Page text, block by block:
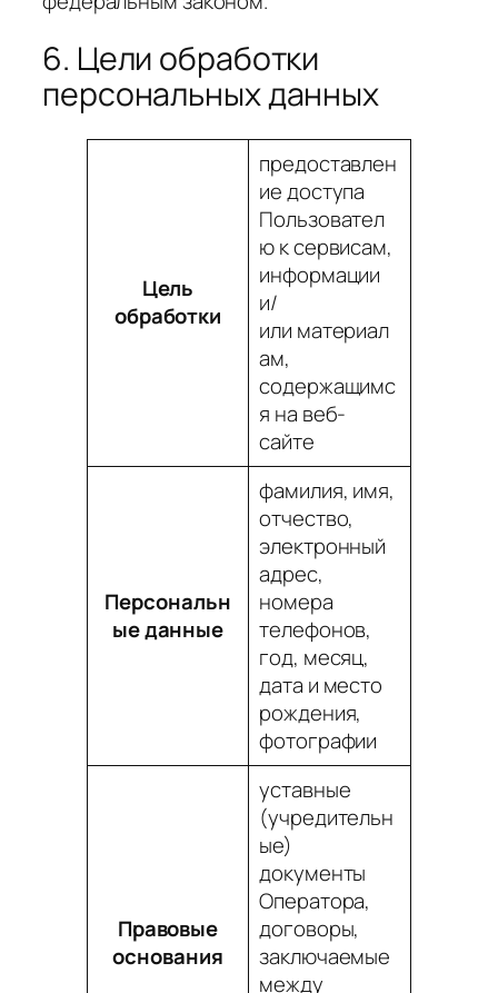
6. Цели обработки
персональных данных
Цель
обработки
предоставлен
ие доступа
Пользовател
ю к сервисам,
информации
и/
или материал
ам,
содержащимс
я на веб-
сайте
Персональн
ые данные
фамилия, имя,
отчество,
электронный
адрес,
номера
телефонов,
год, месяц,
дата и место
рождения,
фотографии
Правовые
основания
уставные
(учредительн
ые)
документы
Оператора,
договоры,
заключаемые
между